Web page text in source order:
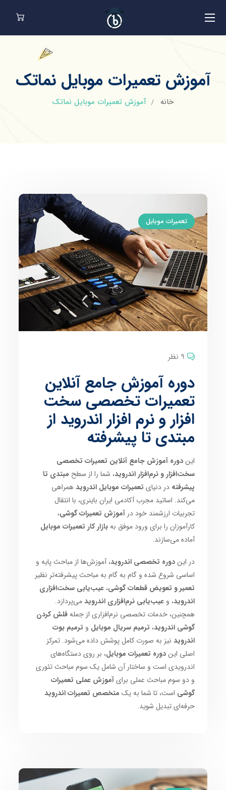
آموزش تعمیرات موبایل نماتک
خانه آموزش تعمیرات موبایل نماتک
تعمیرات موبایل
9 نظر
دوره آموزش جامع آنلاین
تعمیرات تخصصی سخت
افزار و نرم افزار اندروید از
مبتدی تا پیشرفته
ایندوره آموزش جامع آنلاین تعمیرات تخصصی
سخت‌افزار و نرم‌افزار اندروید، شما را از سطح مبتدی تا
پیشرفته در دنیای تعمیرات موبایل اندرویدهمراهی
می‌کند. اساتید مجرب آکادمی ایران باینری، با انتقال
تجربیات ارزشمند خود درآموزش تعمیرات گوشی،
کارآموزان را برای ورود موفق بهبازار کار تعمیرات موبایل
آماده می‌سازند.
در ایندوره تخصصی اندروید، آموزش‌ها از مباحث پایه و
اساسی شروع شده و گام به گام به مباحث پیشرفته‌تر نظیر
تعمیر و تعویض قطعات گوشی،عیب‌یابی سخت‌افزاری
اندروید، وعیب‌یابی نرم‌افزاری اندرویدمی‌پردازد.
همچنین، خدمات تخصصی نرم‌افزاری از جملهفلش کردن
گوشی اندروید، ترمیم سریال موبایل و ترمیم بوت
اندروید نیز به صورت کامل پوشش داده می‌شود. تمرکز
اصلی ایندوره تعمیرات موبایل، بر روی دستگاه‌های
اندرویدی است و ساختار آن شامل یک سوم مباحث تئوری
و دو سوم مباحث عملی برایآموزش عملی تعمیرات
گوشی است، تا شما به یک متخصص تعمیرات اندروید
حرفه‌ای تبدیل شوید.